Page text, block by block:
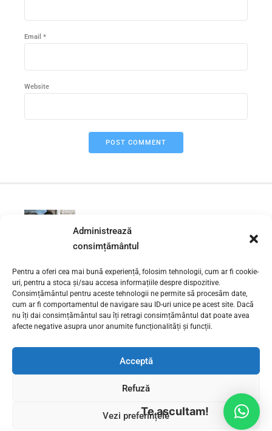
Administrează
consimțământul
Pentru a oferi cea mai bună experiență, folosim tehnologii, cum ar fi cookie-
uri, pentru a stoca și/sau accesa informațiile despre dispozitive.
Consimțământul pentru aceste tehnologii ne permite să procesăm date,
cum ar fi comportamentul de navigare sau ID-uri unice pe acest site. Dacă
nu îți dai consimțământul sau îți retragi consimțământul dat poate avea
afecte negative asupra unor anumite funcționalități și funcții.
Acceptă
Refuză
Vezi preferințele
Email *
Website
POST COMMENT
Desfundare canalizare baie
Bucuresti – Sector 1 | 0730 111 131
NEXT
Cum instalam o masina de
spalat?
INSTALATORI BUCURESTI
Te ascultam!